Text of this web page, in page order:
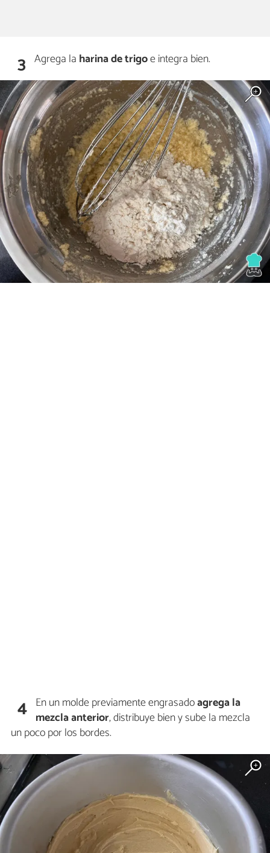
3 Agrega la harina de trigoe integra bien.
4 En un molde previamente engrasadoagrega la
mezcla anterior, distribuye bien y sube la mezcla
un poco por los bordes.